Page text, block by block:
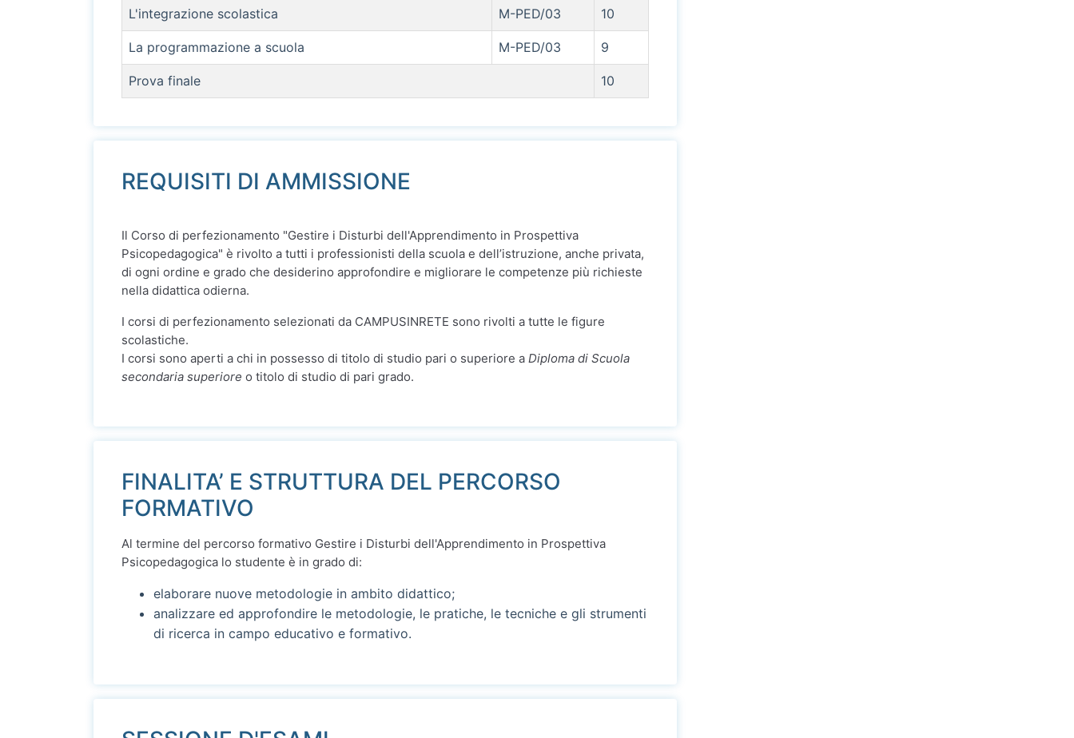
L'integrazione scolastica M-PED/03 10
La programmazione a scuola M-PED/03 9
Prova finale 10
REQUISITI DI AMMISSIONE
Il Corso di perfezionamento "Gestire i Disturbi dell'Apprendimento in Prospettiva
Psicopedagogica" è rivolto a tutti i professionisti della scuola e dell’istruzione, anche privata,
di ogni ordine e grado che desiderino approfondire e migliorare le competenze più richieste
nella didattica odierna.
I corsi di perfezionamento selezionati da CAMPUSINRETE sono rivolti a tutte le figure
scolastiche.
I corsi sono aperti a chi in possesso di titolo di studio pari o superiore a Diploma di Scuola
secondaria superiore o titolo di studio di pari grado.
FINALITA’ E STRUTTURA DEL PERCORSO
FORMATIVO
Al termine del percorso formativo Gestire i Disturbi dell'Apprendimento in Prospettiva
Psicopedagogica lo studente è in grado di:
elaborare nuove metodologie in ambito didattico;
analizzare ed approfondire le metodologie, le pratiche, le tecniche e gli strumenti
di ricerca in campo educativo e formativo.